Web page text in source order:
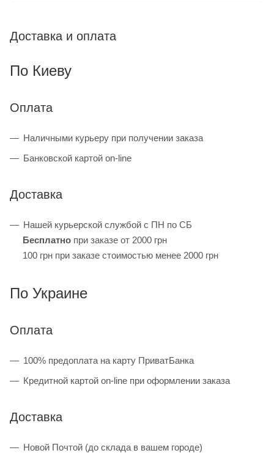
Доставка и оплата
По Киеву
Оплата
Наличными курьеру при получении заказа
Банковской картой on-line
Доставка
Нашей курьерской службой с ПН по СБ
Бесплатно при заказе от 2000 грн
100 грн при заказе стоимостью менее 2000 грн
По Украине
Оплата
100% предоплата на карту ПриватБанка
Кредитной картой on-line при оформлении заказа
Доставка
Новой Почтой (до склада в вашем городе)